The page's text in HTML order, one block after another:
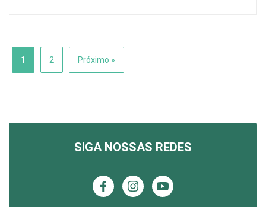
1 2 Próximo »
SIGA NOSSAS REDES